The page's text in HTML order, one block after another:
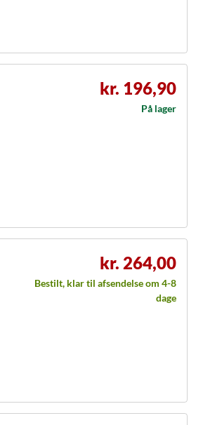
kr. 196,90
På lager
kr. 264,00
Bestilt, klar til afsendelse om 4-8
dage